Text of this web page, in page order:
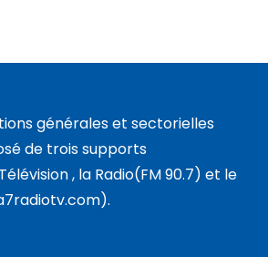
générales et sectorielles
de trois supports
, la Radio(FM 90.7) et le